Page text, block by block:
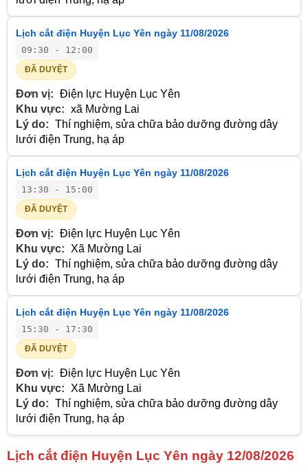
Lịch cắt điện Huyện Lục Yên ngày 11/08/2026
09:30 - 12:00
ĐÃ DUYỆT
Đơn vị: Điện lực Huyện Lục Yên
Khu vực: xã Mường Lai
Lý do: Thí nghiệm, sửa chữa bảo dưỡng đường dây
lưới điện Trung, hạ áp
Lịch cắt điện Huyện Lục Yên ngày 11/08/2026
13:30 - 15:00
ĐÃ DUYỆT
Đơn vị: Điện lực Huyện Lục Yên
Khu vực: Xã Mường Lai
Lý do: Thí nghiệm, sửa chữa bảo dưỡng đường dây
lưới điện Trung, hạ áp
Lịch cắt điện Huyện Lục Yên ngày 11/08/2026
15:30 - 17:30
ĐÃ DUYỆT
Đơn vị: Điện lực Huyện Lục Yên
Khu vực: Xã Mường Lai
Lý do: Thí nghiệm, sửa chữa bảo dưỡng đường dây
lưới điện Trung, hạ áp
Lịch cắt điện Huyện Lục Yên ngày 12/08/2026